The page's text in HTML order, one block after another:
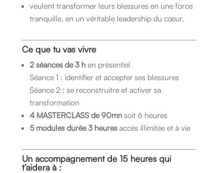
veulent transformer leurs blessures en une force
tranquille, en un véritable leadership du cœur.
Ce que tu vas vivre
2 séances de 3 hen présentiel
Séance 1 : identifier et accepter ses blessures
Séance 2 : se reconstruitre et activer sa
transformation
4 MASTERCLASS de 90mnsoit 6 heures
5 modules durée 3 heuresaccès illimitée et à vie
Un accompagnement de 15 heures qui
t’aidera à :